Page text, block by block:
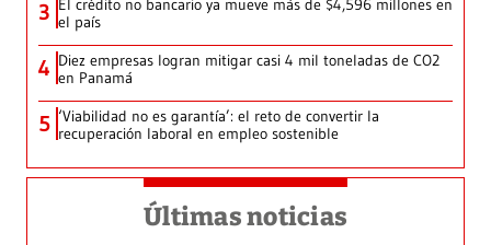
3 El crédito no bancario ya mueve más de $4,596 millones en
el país
4 Diez empresas logran mitigar casi 4 mil toneladas de CO2
en Panamá
5 ‘Viabilidad no es garantía’: el reto de convertir la
recuperación laboral en empleo sostenible
Últimas noticias